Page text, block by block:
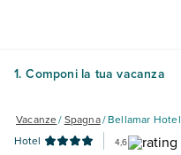
1. Componi la tua vacanza
Vacanze/Spagna/Bellamar Hotel
Hotel
4,6